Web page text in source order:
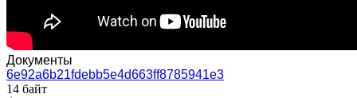
Документы
6e92a6b21fdebb5e4d663ff8785941e3
14 байт